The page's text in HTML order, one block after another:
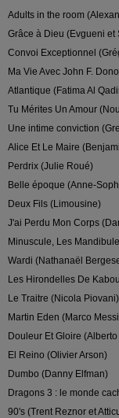
Adults in the room
Grâce à Dieu (Evgueni et
Convoi Exceptionnel
Ma Vie Avec John F.
Atlantique (Fatima Al
Tu Mérites Un Amour
Une intime conviction
Alice Et Le Maire
Perdrix (Julie Roué)
Belle époque (Anne-
Deux Fils (Limousine)
J'ai Perdu Mon Corps
Minuscule, Les
Wardi (Nathanaël
Les Hirondelles De
Le Traitre (Nicola Piovani)
Martin Eden (Marco
Douleur Et Gloire
El Reino (Olivier Arson)
Dumbo (Danny Elfman)
Dragons 3 : le monde
90's (Trent Reznor et